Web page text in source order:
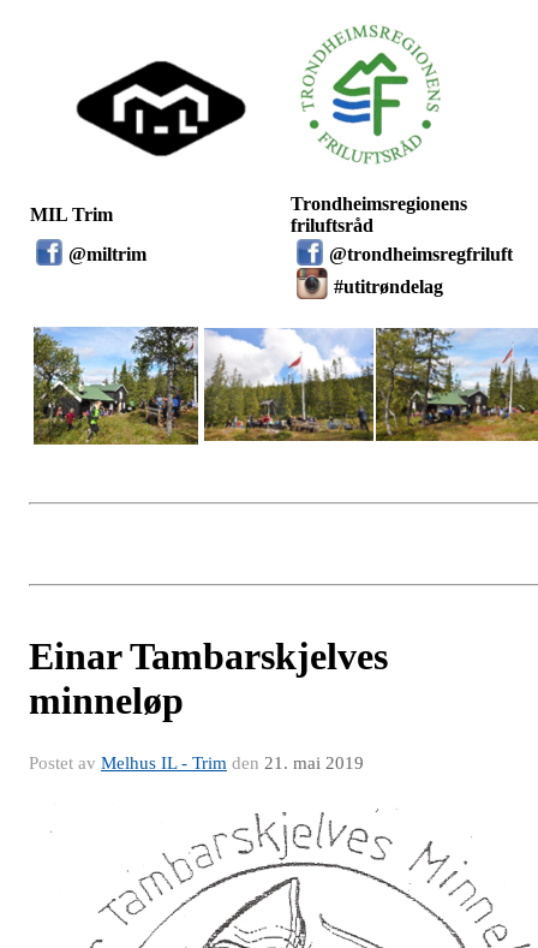
MIL Trim
Trondheimsregionens
friluftsråd
@miltrim
@trondheimsregfriluft
#utitrøndelag
Einar Tambarskjelves
minneløp
Postet av Melhus IL - Trim den 21. mai 2019